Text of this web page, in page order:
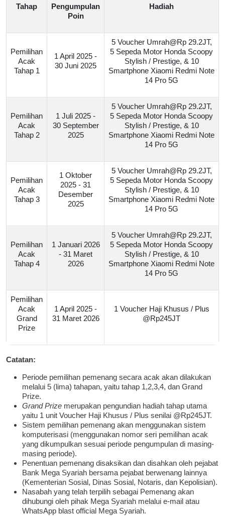
Tahap
Pengumpulan
Poin
Hadiah
Pemilihan
Acak
Tahap 1
1 April 2025 -
30 Juni 2025
5 Voucher Umrah@Rp 29.2JT,
5 Sepeda Motor Honda Scoopy
Stylish / Prestige, & 10
Smartphone Xiaomi Redmi Note
14 Pro 5G
Pemilihan
Acak
Tahap 2
1 Juli 2025 -
30 September
2025
5 Voucher Umrah@Rp 29.2JT,
5 Sepeda Motor Honda Scoopy
Stylish / Prestige, & 10
Smartphone Xiaomi Redmi Note
14 Pro 5G
Pemilihan
Acak
Tahap 3
1 Oktober
2025 - 31
Desember
2025
5 Voucher Umrah@Rp 29.2JT,
5 Sepeda Motor Honda Scoopy
Stylish / Prestige, & 10
Smartphone Xiaomi Redmi Note
14 Pro 5G
Pemilihan
Acak
Tahap 4
1 Januari 2026
- 31 Maret
2026
5 Voucher Umrah@Rp 29.2JT,
5 Sepeda Motor Honda Scoopy
Stylish / Prestige, & 10
Smartphone Xiaomi Redmi Note
14 Pro 5G
Pemilihan
Acak
Grand
Prize
1 April 2025 -
31 Maret 2026
1 Voucher Haji Khusus / Plus
@Rp245JT
Catatan:
Periode pemilihan pemenang secara acak akan dilakukan
melalui 5 (lima) tahapan, yaitu tahap 1,2,3,4, dan Grand
Prize.
Grand Prize merupakan pengundian hadiah tahap utama
yaitu 1 unit Voucher Haji Khusus / Plus senilai @Rp245JT.
Sistem pemilihan pemenang akan menggunakan sistem
komputerisasi (menggunakan nomor seri pemilihan acak
yang dikumpulkan sesuai periode pengumpulan di masing-
masing periode).
Penentuan pemenang disaksikan dan disahkan oleh pejabat
Bank Mega Syariah bersama pejabat berwenang lainnya
(Kementerian Sosial, Dinas Sosial, Notaris, dan Kepolisian).
Nasabah yang telah terpilih sebagai Pemenang akan
dihubungi oleh pihak Mega Syariah melalui e-mail atau
WhatsApp blast official Mega Syariah.